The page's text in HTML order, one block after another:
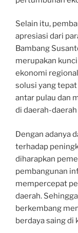
Selain itu,
apresiasi dari
Bambang
merupakan
ekonomi
solusi yang
antar pulau dan
di daerah-
Dengan adanya
terhadap
diharapkan
pembangunan
mempercepat
daerah.
berkembang
berdaya saing di